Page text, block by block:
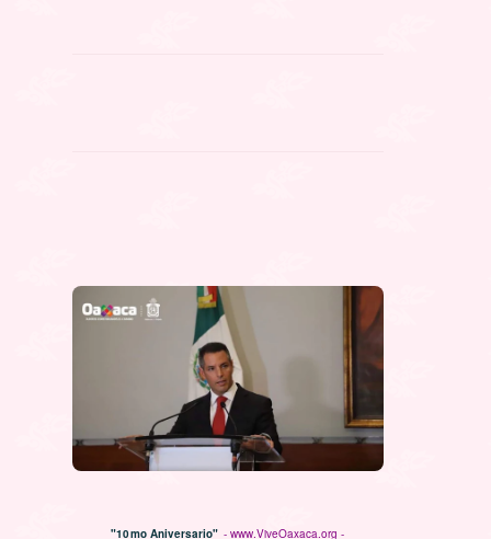
"10mo Aniversario" - www.ViveOaxaca.org -